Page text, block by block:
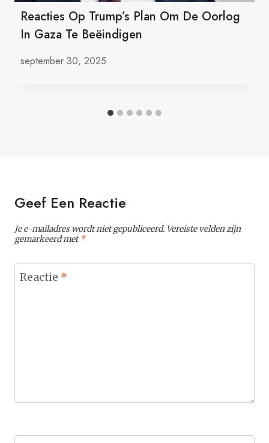
Reacties Op Trump’s Plan Om De Oorlog
In Gaza Te Beëindigen
september 30, 2025
Geef Een Reactie
Je e-mailadres wordt niet gepubliceerd. Vereiste velden zijn
gemarkeerd met*
Reactie *